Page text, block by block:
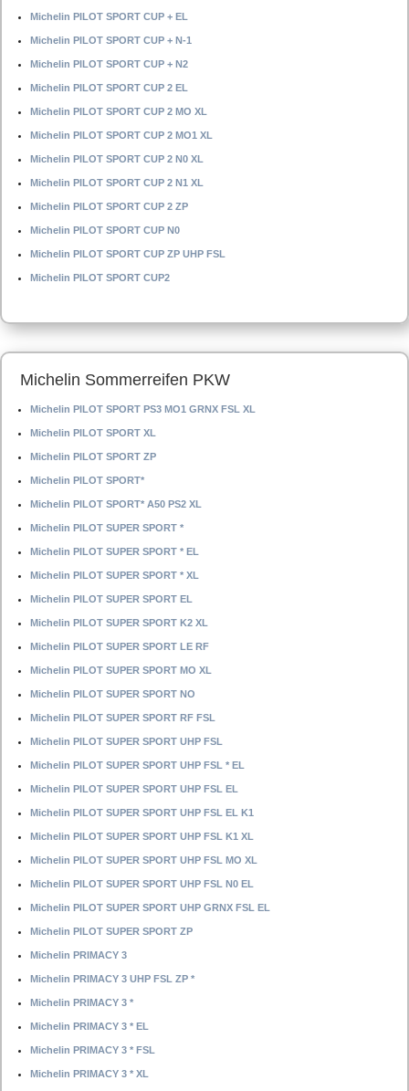
Michelin PILOT SPORT CUP + EL
Michelin PILOT SPORT CUP + N-1
Michelin PILOT SPORT CUP + N2
Michelin PILOT SPORT CUP 2 EL
Michelin PILOT SPORT CUP 2 MO XL
Michelin PILOT SPORT CUP 2 MO1 XL
Michelin PILOT SPORT CUP 2 N0 XL
Michelin PILOT SPORT CUP 2 N1 XL
Michelin PILOT SPORT CUP 2 ZP
Michelin PILOT SPORT CUP N0
Michelin PILOT SPORT CUP ZP UHP FSL
Michelin PILOT SPORT CUP2
Michelin Sommerreifen PKW
Michelin PILOT SPORT PS3 MO1 GRNX FSL XL
Michelin PILOT SPORT XL
Michelin PILOT SPORT ZP
Michelin PILOT SPORT*
Michelin PILOT SPORT* A50 PS2 XL
Michelin PILOT SUPER SPORT *
Michelin PILOT SUPER SPORT * EL
Michelin PILOT SUPER SPORT * XL
Michelin PILOT SUPER SPORT EL
Michelin PILOT SUPER SPORT K2 XL
Michelin PILOT SUPER SPORT LE RF
Michelin PILOT SUPER SPORT MO XL
Michelin PILOT SUPER SPORT NO
Michelin PILOT SUPER SPORT RF FSL
Michelin PILOT SUPER SPORT UHP FSL
Michelin PILOT SUPER SPORT UHP FSL * EL
Michelin PILOT SUPER SPORT UHP FSL EL
Michelin PILOT SUPER SPORT UHP FSL EL K1
Michelin PILOT SUPER SPORT UHP FSL K1 XL
Michelin PILOT SUPER SPORT UHP FSL MO XL
Michelin PILOT SUPER SPORT UHP FSL N0 EL
Michelin PILOT SUPER SPORT UHP GRNX FSL EL
Michelin PILOT SUPER SPORT ZP
Michelin PRIMACY 3
Michelin PRIMACY 3 UHP FSL ZP *
Michelin PRIMACY 3 *
Michelin PRIMACY 3 * EL
Michelin PRIMACY 3 * FSL
Michelin PRIMACY 3 * XL